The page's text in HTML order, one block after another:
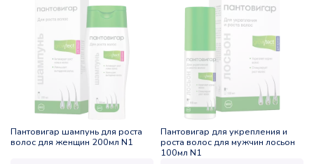
Пантовигар шампунь для роста
волос для женщин 200мл N1
Пантовигар для укрепления и
роста волос для мужчин лосьон
100мл N1